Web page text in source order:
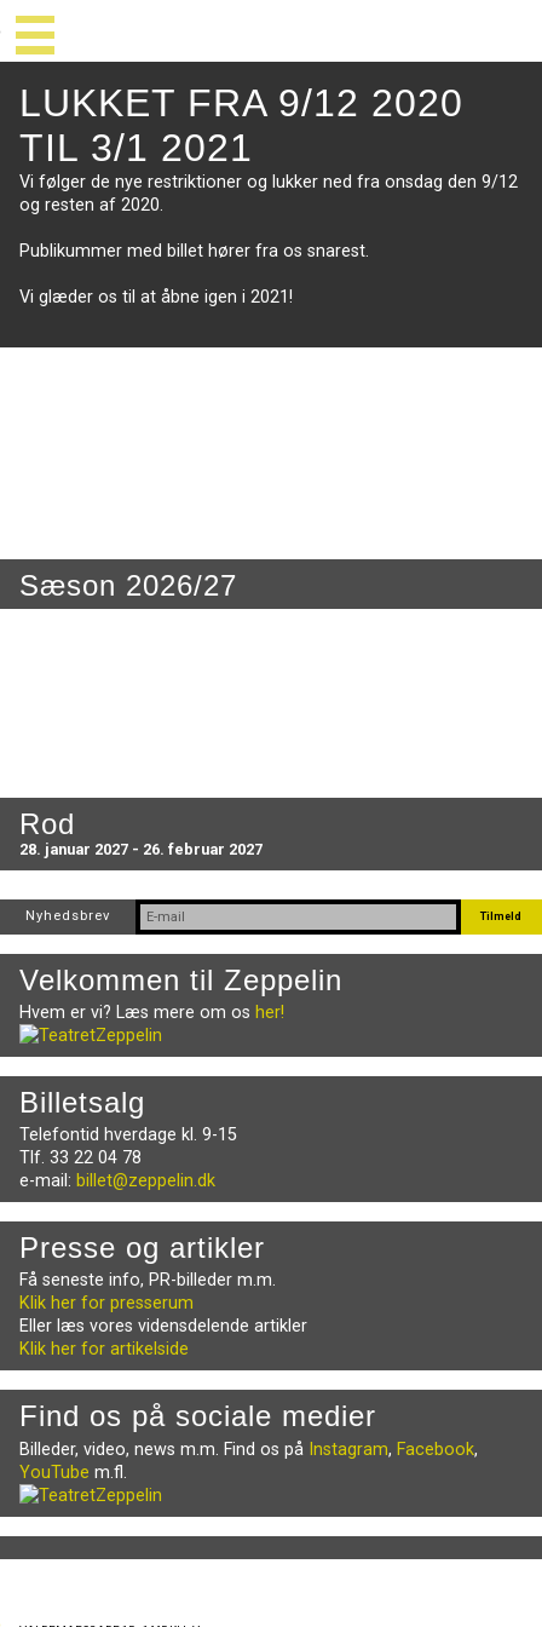
LUKKET FRA 9/12 2020
TIL 3/1 2021
Vi følger de nye restriktioner og lukker ned fra onsdag den 9/12
og resten af 2020.
Publikummer med billet hører fra os snarest.
Vi glæder os til at åbne igen i 2021!
Sæson 2026/27
Rod
28. januar 2027 - 26. februar 2027
Nyhedsbrev
Velkommen til Zeppelin
Hvem er vi? Læs mere om os her!
Billetsalg
Telefontid hverdage kl. 9-15
Tlf. 33 22 04 78
e-mail: billet@zeppelin.dk
Presse og artikler
Få seneste info, PR-billeder m.m.
Klik her for presserum
Eller læs vores vidensdelende artikler
Klik her for artikelside
Find os på sociale medier
Billeder, video, news m.m. Find os på Instagram, Facebook,
YouTube m.fl.